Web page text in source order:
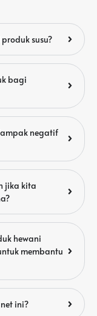
susu?
bagi
negatif
jika kita
hewani
membantu
ini?